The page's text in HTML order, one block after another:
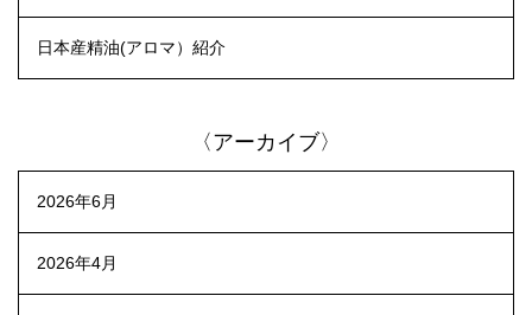
日本産精油(アロマ）紹介
〈アーカイブ〉
2026年6月
2026年4月